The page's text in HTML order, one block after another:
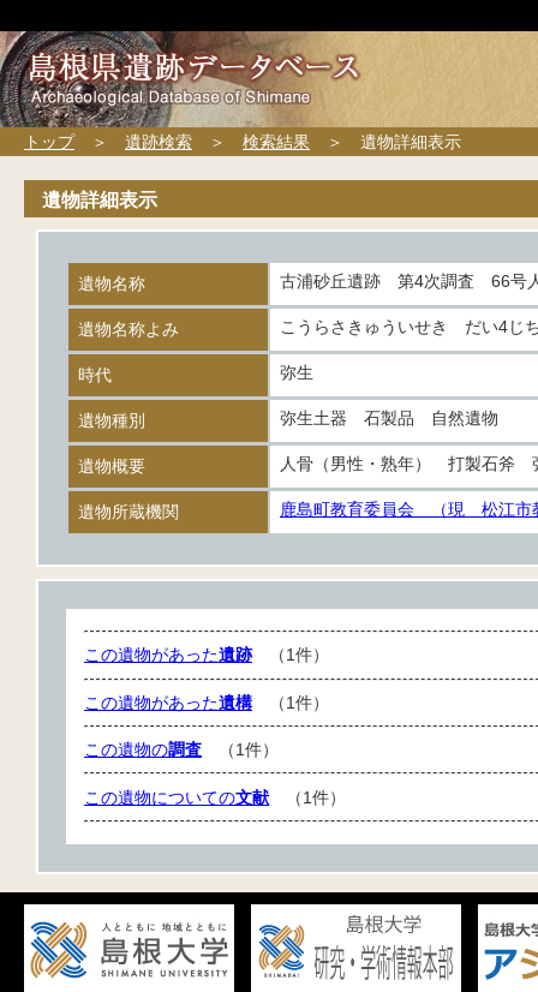
トップ＞ 遺跡検索 ＞ 検索結果 ＞ 遺物詳細表示
遺物詳細表示
遺物名称 古浦砂丘遺跡 第4次調査 66号
遺物名称よみ こうらさきゅういせき だい4
時代 弥生
遺物種別 弥生土器 石製品 自然遺物
遺物概要 人骨（男性・熟年） 打製石斧
遺物所蔵機関 鹿島町教育委員会 （現 松江市
この遺物があった遺跡（1件）
この遺物があった遺構（1件）
この遺物の調査 （1件）
この遺物についての文献 （1件）